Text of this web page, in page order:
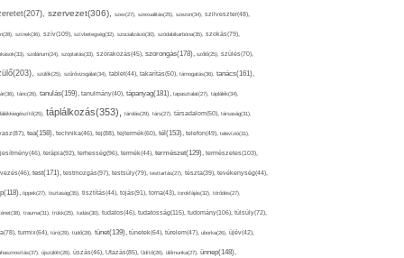
szervezet(306), szex(27), szexualitás(25), szezon(34), szilveszter(48),
színek(36), szív(109), szívbetegség(32), szocializáció(30), szódabikarbóna(35), szokás(79),
szolárium(24), szoptatás(33), szórakozás(45), szorongás(178), szőlő(25), szülés(70),
szülők(25), szűrővizsgálat(34), tablet(44), takarítás(50), támogatás(36), tanács(161),
tánc(26), tanulás(159), tanulmány(40), tápanyag(181), tapasztalat(27), táplálék(34),
táplálkozás(353), tárolás(29), társ(27), társadalom(50), társaság(31),
tea(158), technika(46), tej(88), tejtermék(60), tél(153), telefon(49), televízió(31),
terápia(92), terhesség(96), termék(44), természet(129), természetes(103),
test(171), testmozgás(97), testsúly(79), testtartás(27), tészta(39), tevékenység(44),
tippek(27), tisztaság(35), tisztítás(44), tojás(91), torna(43), torokfájás(32), törődés(27),
trauma(31), trükk(25), tudás(30), tudatos(46), tudatosság(115), tudomány(106), túlsúly(72),
turmix(64), túró(29), tüdő(28), tünet(139), tünetek(64), türelem(47), uborka(26), újév(42),
újszülött(26), úszás(46), Utazás(85), Üdítő(26), ülőmunka(27), ünnep(148),